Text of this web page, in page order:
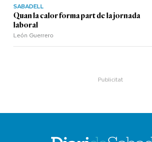
SABADELL
Quan la calor forma part de la jornada
laboral
León Guerrero